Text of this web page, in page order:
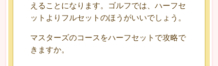
えることになります。ゴルフでは、ハーフセ
ットよりフルセットのほうがいいでしょう。
マスターズのコースをハーフセットで攻略で
きますか。